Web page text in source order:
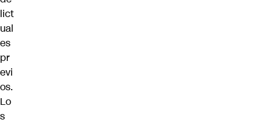
lict
ual
es
pr
evi
os.
Lo
s